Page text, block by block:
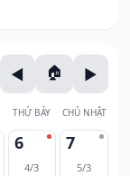
THỨ BẢY CHỦ NHẬT
6
4/3
7
5/3